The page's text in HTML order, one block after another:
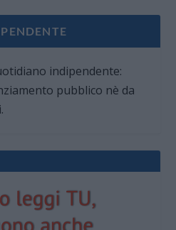
indipendente:
pubblico nè da